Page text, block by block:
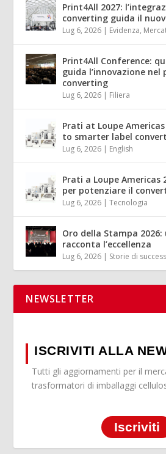
Print4All 2027:
converting guida il
Lug 6, 2026 | Evidenza,
Print4All Conference:
guida l’innovazione nel
converting
Lug 6, 2026 | Filiera
Prati at Loupe
to smarter label
Lug 6, 2026 | English
Prati a Loupe Americas
per potenziare il
Lug 6, 2026 |Tecnologia
Oro della Stampa
racconta l’eccellenza
Lug 6, 2026 | Storie di
NEWSLETTER
ISCRIVITI ALLA
Tutti gli aggiornamenti per il
trasformatori di imballaggi
Iscriviti